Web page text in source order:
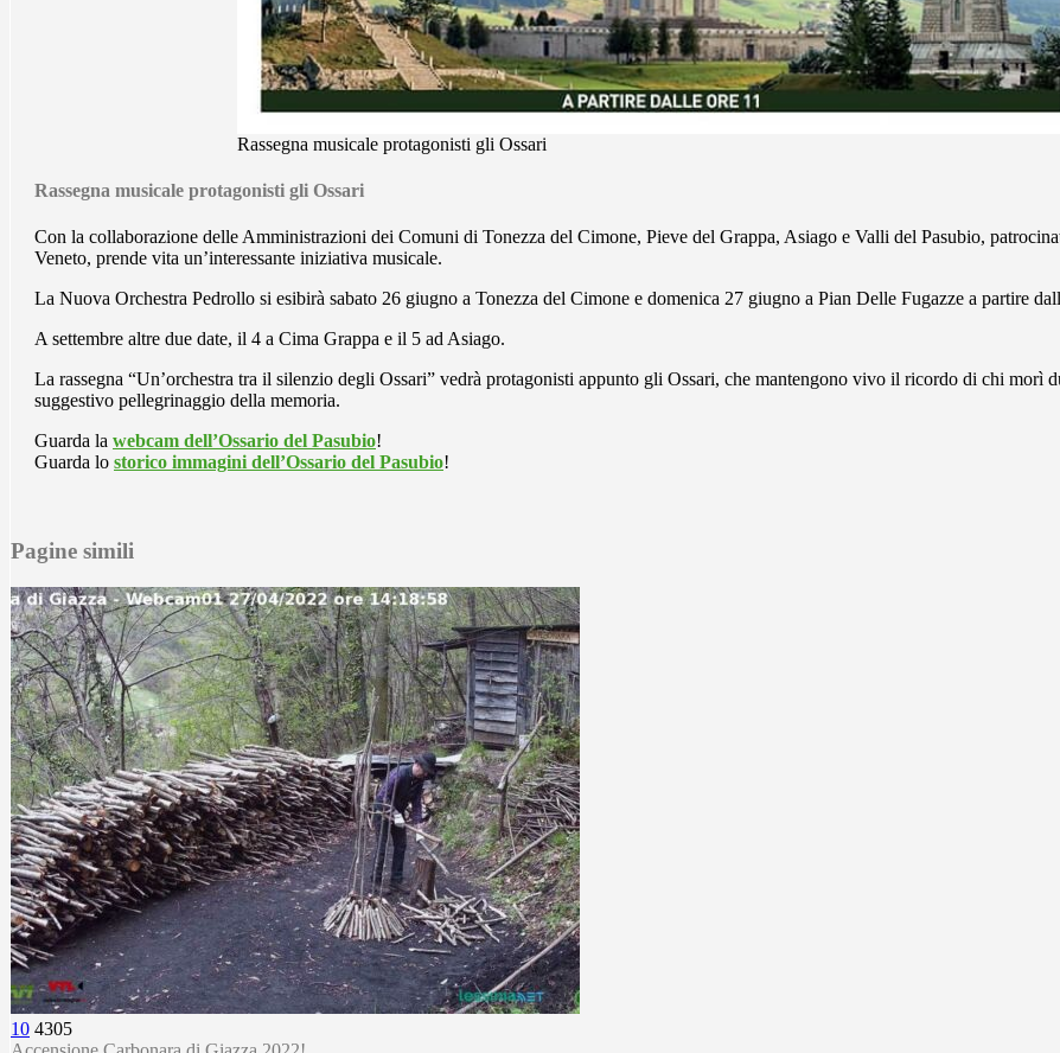
Rassegna musicale protagonisti gli Ossari
Rassegna musicale protagonisti gli Ossari
Con la collaborazione delle Amministrazioni dei Comuni di Tonezza del Cimone, Pieve del Grappa, Asiago e Valli del Pasubio,
Veneto, prende vita un’interessante iniziativa musicale.
La Nuova Orchestra Pedrollo si esibirà sabato 26 giugno a Tonezza del Cimone e domenica 27 giugno a Pian Delle Fugazze a partire
A settembre altre due date, il 4 a Cima Grappa e il 5 ad Asiago.
La rassegna “Un’orchestra tra il silenzio degli Ossari” vedrà protagonisti appunto gli Ossari, che mantengono vivo il ricordo di chi morì
suggestivo pellegrinaggio della memoria.
Guarda la webcam dell’Ossario del Pasubio!
Guarda lo storico immagini dell’Ossario del Pasubio!
Pagine simili
10 4305